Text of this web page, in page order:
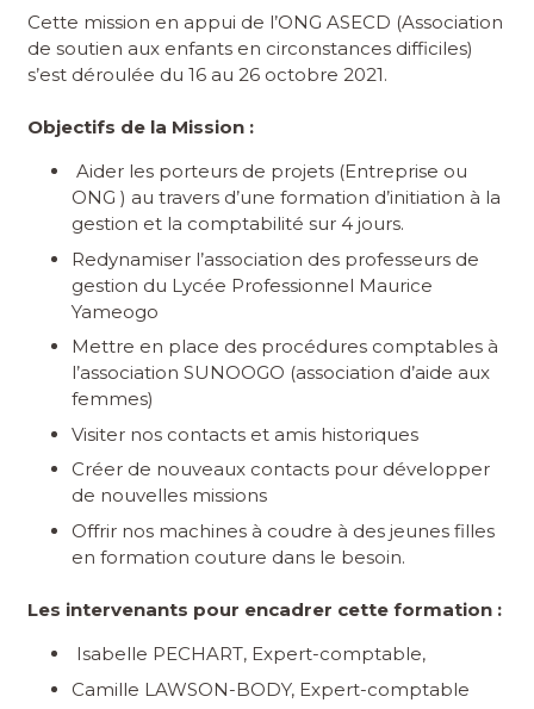
Cette mission en appui de l’ONG ASECD (Association
de soutien aux enfants en circonstances difficiles)
s’est déroulée du 16 au 26 octobre 2021.
Objectifs de la Mission :
Aider les porteurs de projets (Entreprise ou
ONG ) au travers d’une formation d’initiation à la
gestion et la comptabilité sur 4 jours.
Redynamiser l’association des professeurs de
gestion du Lycée Professionnel Maurice
Yameogo
Mettre en place des procédures comptables à
l’association SUNOOGO (association d’aide aux
femmes)
Visiter nos contacts et amis historiques
Créer de nouveaux contacts pour développer
de nouvelles missions
Offrir nos machines à coudre à des jeunes filles
en formation couture dans le besoin.
Les intervenants pour encadrer cette formation :
Isabelle PECHART, Expert-comptable,
Camille LAWSON-BODY, Expert-comptable